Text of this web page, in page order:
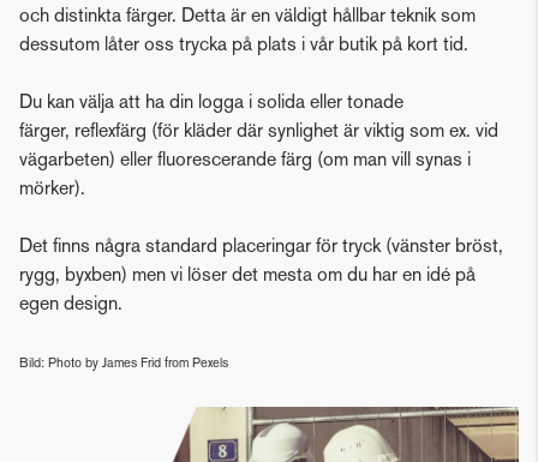
och distinkta färger. Detta är en väldigt hållbar teknik som
dessutom låter oss trycka på plats i vår butik på kort tid.
Du kan välja att ha din logga i solida eller tonade
färger, reflexfärg (för kläder där synlighet är viktig som ex. vid
vägarbeten) eller fluorescerande färg (om man vill synas i
mörker).
Det finns några standard placeringar för tryck (vänster bröst,
rygg, byxben) men vi löser det mesta om du har en idé på
egen design.
Bild: Photo by James Frid from Pexels